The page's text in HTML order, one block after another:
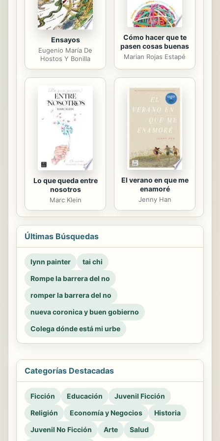
cabalísticos...
Ensayos
Eugenio María De
Hostos Y Bonilla
Cómo hacer que te
pasen cosas buenas
Marian Rojas Estapé
Lo que queda entre
nosotros
Marc Klein
El verano en que me
enamoré
Jenny Han
Últimas Búsquedas
lynn painter
tai chi
Rompe la barrera del no
romper la barrera del no
nueva coronica y buen gobierno
Colega dónde está mi urbe
Categorías Destacadas
Ficción Educación
Juvenil Ficción
Religión
Economía y Negocios
Historia
Juvenil No Ficción
Arte Salud